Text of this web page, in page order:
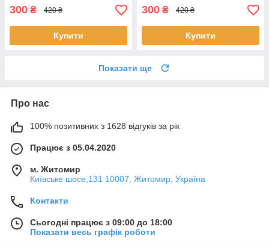
300 ₴ 420 ₴
Купити
300 ₴ 420 ₴
Купити
Показати ще
Про нас
100% позитивних з 1628 відгуків за рік
Працює з 05.04.2020
м. Житомир
Київське шосе,131 10007, Житомир, Україна
Контакти
Сьогодні працює з 09:00 до 18:00
Показати весь графік роботи